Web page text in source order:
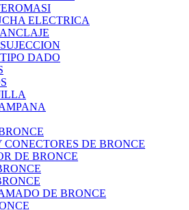
ELECTRICA
DADO
CONECTORES DE BRONCE
DE BRONCE
DE BRONCE